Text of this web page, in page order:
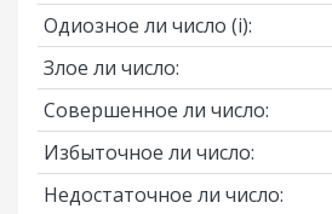
Одиозное ли число (i):
Злое ли число:
Совершенное ли число:
Избыточное ли число:
Недостаточное ли число: